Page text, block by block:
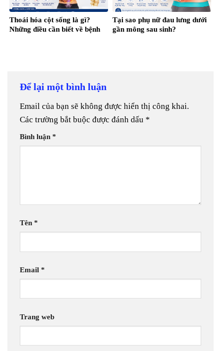
Thoái hóa cột sống là gì?
Những điều cần biết về bệnh
Tại sao phụ nữ đau lưng dưới
gần mông sau sinh?
Để lại một bình luận
Email của bạn sẽ không được hiển thị công khai.
Các trường bắt buộc được đánh dấu *
Bình luận *
Tên *
Email *
Trang web